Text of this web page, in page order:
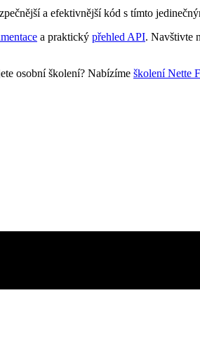
a efektivnější kód s tímto
a praktický přehled API. Navštivte
osobní školení? Nabízíme školení Nette